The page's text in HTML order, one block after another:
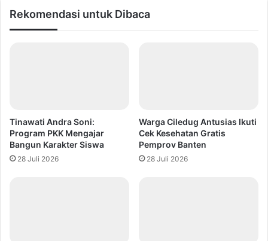
Rekomendasi untuk Dibaca
Tinawati Andra Soni:
Program PKK Mengajar
Bangun Karakter Siswa
28 Juli 2026
Warga Ciledug Antusias Ikuti
Cek Kesehatan Gratis
Pemprov Banten
28 Juli 2026